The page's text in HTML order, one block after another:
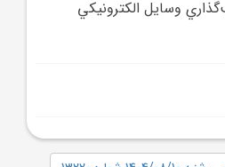
وسايل الکترونيکي